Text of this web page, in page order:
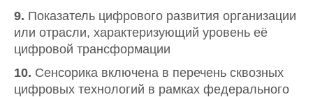
9. Показатель цифрового развития организации
или отрасли, характеризующий уровень её
цифровой трансформации
10. Сенсорика включена в перечень сквозных
цифровых технологий в рамках федерального